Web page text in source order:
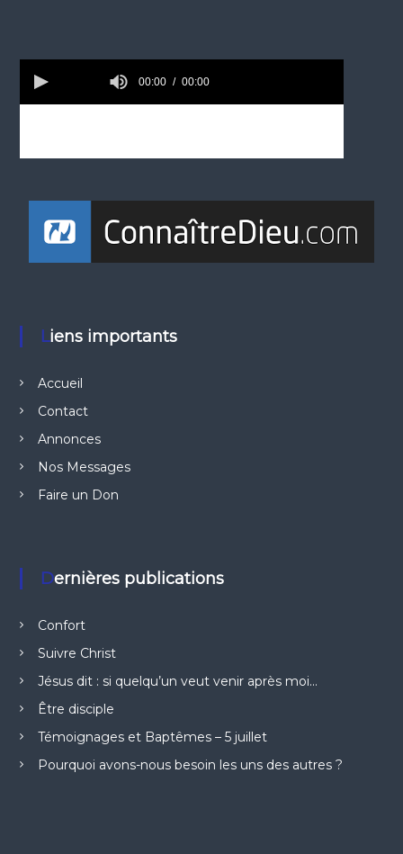
Liens importants
Accueil
Contact
Annonces
Nos Messages
Faire un Don
Dernières publications
Confort
Suivre Christ
Jésus dit : si quelqu’un veut venir après moi…
Être disciple
Témoignages et Baptêmes – 5 juillet
Pourquoi avons-nous besoin les uns des autres ?